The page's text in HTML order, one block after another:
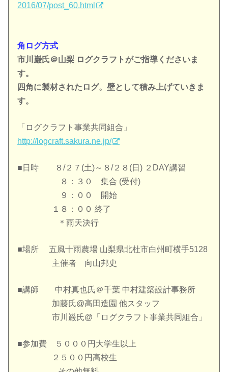
2016/07/post_60.html
角ログ方式
市川巌氏＠山梨 ログクラフトがご指導くださいま
す。
四角に製材されたログ。壁として積み上げていきま
す。
「ログクラフト事業共同組合」
http://logcraft.sakura.ne.jp/
■日時 ８/２７(土)～８/２８(日) ２DAY講習
８：３０ 集合 (受付)
９：００ 開始
１８：００ 終了
＊雨天決行
■場所 五風十雨農場 山梨県北杜市白州町横手5128
主催者 向山邦史
■講師 中村真也氏＠千葉 中村建築設計事務所
加藤氏@高田造園 他スタッフ
市川巌氏@「ログクラフト事業共同組合」
■参加費 ５０００円大学生以上
２５００円高校生